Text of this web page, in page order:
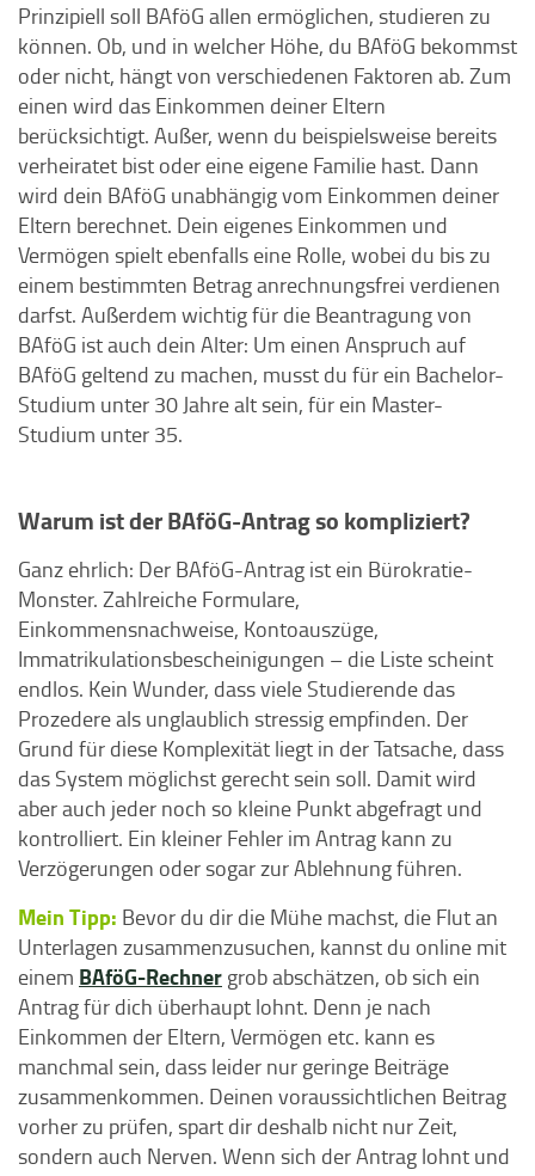
Prinzipiell soll BAföG allen ermöglichen, studieren zu
können. Ob, und in welcher Höhe, du BAföG bekommst
oder nicht, hängt von verschiedenen Faktoren ab. Zum
einen wird das Einkommen deiner Eltern
berücksichtigt. Außer, wenn du beispielsweise bereits
verheiratet bist oder eine eigene Familie hast. Dann
wird dein BAföG unabhängig vom Einkommen deiner
Eltern berechnet. Dein eigenes Einkommen und
Vermögen spielt ebenfalls eine Rolle, wobei du bis zu
einem bestimmten Betrag anrechnungsfrei verdienen
darfst. Außerdem wichtig für die Beantragung von
BAföG ist auch dein Alter: Um einen Anspruch auf
BAföG geltend zu machen, musst du für ein Bachelor-
Studium unter 30 Jahre alt sein, für ein Master-
Studium unter 35.
Warum ist der BAföG-Antrag so kompliziert?
Ganz ehrlich: Der BAföG-Antrag ist ein Bürokratie-
Monster. Zahlreiche Formulare,
Einkommensnachweise, Kontoauszüge,
Immatrikulationsbescheinigungen – die Liste scheint
endlos. Kein Wunder, dass viele Studierende das
Prozedere als unglaublich stressig empfinden. Der
Grund für diese Komplexität liegt in der Tatsache, dass
das System möglichst gerecht sein soll. Damit wird
aber auch jeder noch so kleine Punkt abgefragt und
kontrolliert. Ein kleiner Fehler im Antrag kann zu
Verzögerungen oder sogar zur Ablehnung führen.
Mein Tipp: Bevor du dir die Mühe machst, die Flut an
Unterlagen zusammenzusuchen, kannst du online mit
einem BAföG-Rechner grob abschätzen, ob sich ein
Antrag für dich überhaupt lohnt. Denn je nach
Einkommen der Eltern, Vermögen etc. kann es
manchmal sein, dass leider nur geringe Beiträge
zusammenkommen. Deinen voraussichtlichen Beitrag
vorher zu prüfen, spart dir deshalb nicht nur Zeit,
sondern auch Nerven. Wenn sich der Antrag lohnt und